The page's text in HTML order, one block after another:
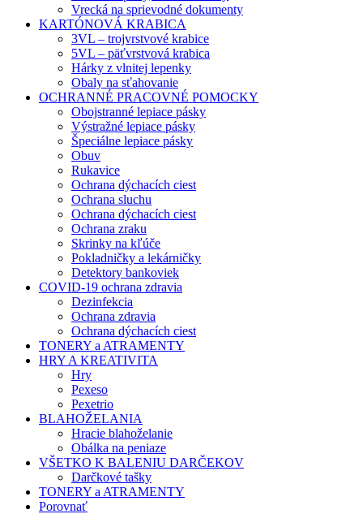
Vrecká na sprievodné dokumenty
KARTÓNOVÁ KRABICA
3VL – trojvrstvové krabice
5VL – päťvrstvová krabica
Hárky z vlnitej lepenky
Obaly na sťahovanie
OCHRANNÉ PRACOVNÉ POMOCKY
Obojstranné lepiace pásky
Výstražné lepiace pásky
Špeciálne lepiace pásky
Obuv
Rukavice
Ochrana dýchacích ciest
Ochrana sluchu
Ochrana dýchacích ciest
Ochrana zraku
Skrinky na kľúče
Pokladničky a lekárničky
Detektory bankoviek
COVID-19 ochrana zdravia
Dezinfekcia
Ochrana zdravia
Ochrana dýchacích ciest
TONERY a ATRAMENTY
HRY A KREATIVITA
Hry
Pexeso
Pexetrio
BLAHOŽELANIA
Hracie blahoželanie
Obálka na peniaze
VŠETKO K BALENIU DARČEKOV
Darčkové tašky
TONERY a ATRAMENTY
Porovnať